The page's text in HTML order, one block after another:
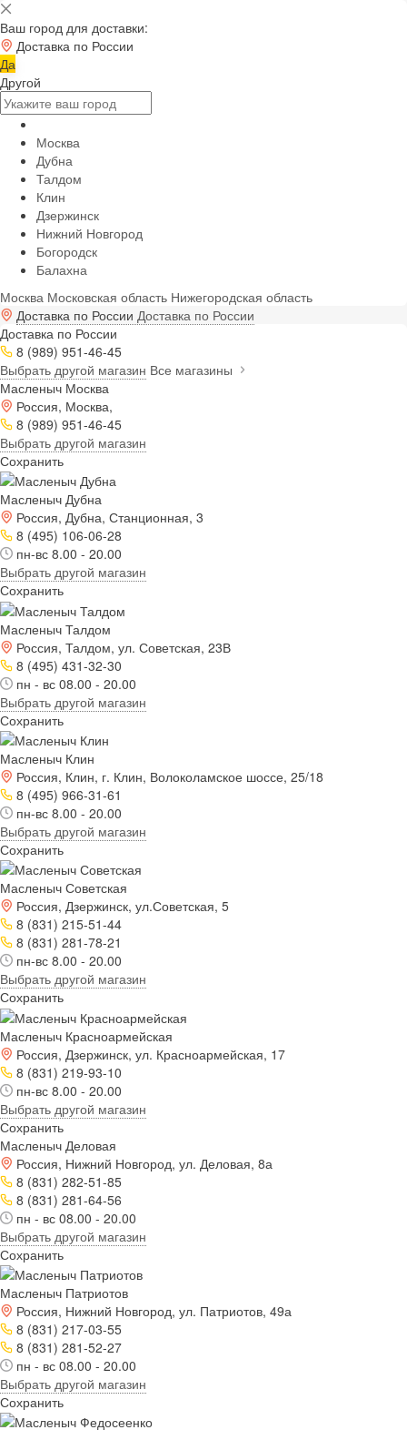
Ваш город для доставки:
Доставка по России
Да
Другой
Москва
Дубна
Талдом
Клин
Дзержинск
Нижний Новгород
Богородск
Балахна
Москва Московская область Нижегородская область
Доставка по России Доставка по России
Доставка по России
8 (989) 951-46-45
Выбрать другой магазин Все магазины
Масленыч Москва
Россия, Москва,
8 (989) 951-46-45
Выбрать другой магазин
Сохранить
Масленыч Дубна
Россия, Дубна, Станционная, 3
8 (495) 106-06-28
пн-вс 8.00 - 20.00
Выбрать другой магазин
Сохранить
Масленыч Талдом
Россия, Талдом, ул. Советская, 23В
8 (495) 431-32-30
пн - вс 08.00 - 20.00
Выбрать другой магазин
Сохранить
Масленыч Клин
Россия, Клин, г. Клин, Волоколамское шоссе, 25/18
8 (495) 966-31-61
пн-вс 8.00 - 20.00
Выбрать другой магазин
Сохранить
Масленыч Советская
Россия, Дзержинск, ул.Советская, 5
8 (831) 215-51-44
8 (831) 281-78-21
пн-вс 8.00 - 20.00
Выбрать другой магазин
Сохранить
Масленыч Красноармейская
Россия, Дзержинск, ул. Красноармейская, 17
8 (831) 219-93-10
пн-вс 8.00 - 20.00
Выбрать другой магазин
Сохранить
Масленыч Деловая
Россия, Нижний Новгород, ул. Деловая, 8а
8 (831) 282-51-85
8 (831) 281-64-56
пн - вс 08.00 - 20.00
Выбрать другой магазин
Сохранить
Масленыч Патриотов
Россия, Нижний Новгород, ул. Патриотов, 49а
8 (831) 217-03-55
8 (831) 281-52-27
пн - вс 08.00 - 20.00
Выбрать другой магазин
Сохранить